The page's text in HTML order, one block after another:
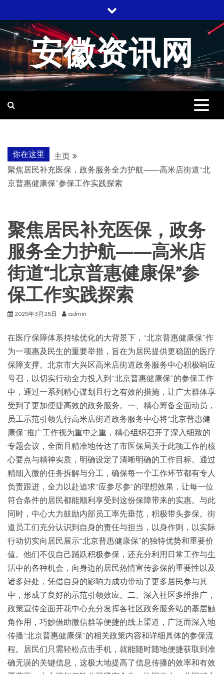
至
内
容
安徽资讯网
你在这里
主页
聚焦居民补充医保，政务服务全力护航——高米店街道“北
京普惠健康保”参保工作实践探索
聚焦居民补充医保，政务
服务全力护航——高米店
街道“北京普惠健康保”参
保工作实践探索
2025年3月25日 admin
在医疗保障体系持续优化的大背景下，“北京普惠健康保”作
为一项惠及民生的重要举措，旨在为居民提供更稳固的医疗
保障支撑。北京市大兴区高米店街道政务服务中心积极响应
号召，以切实行动全力投入到“北京普惠健康保”的参保工作
中，通过一系列精心谋划且行之有效的措施，让广大群体享
受到了更加便捷高效的政务服务。一、精心筹备全面动员，
员工示范引领先行高米店街道政务服务中心将“北京普惠健
康保”推广工作视为重中之重，精心组织召开了深入细致的
专题会议，全面且精准地传达了市医保局关于此项工作的核
心要点与精神实质，明确设定了清晰明确的工作目标。通过
精细入微的任务拆解与分工，确保每一个工作环节都有专人
负责跟进，全力以赴追求“应参尽参”的理想效果，让每一位
符合条件的居民都能顺利享受到这份保障带来的实惠。与此
同时，中心大力鼓励内部员工率先垂范，积极带头参保。街
道员工们充分认识到自身的责任与担当，以身作则，以实际
行动切实向居民展示“北京普惠健康保”的独特优势和重要价
值。他们不仅自己踊跃积极参保，还充分利用日常工作与生
活中的各种机会，向身边的居民热情宣传参保的重要性以及
诸多好处，凭借自身的影响力成功带动了更多居民参与其
中，形成了良好的示范引领效应。二、深入社区多维推广，
政策宣传全面开花中心充分发挥各社区政务服务站的基层触
角作用，巧妙借助微信群等便捷的线上渠道，广泛而深入地
传播“北京普惠健康保”的相关政策内容和详细具体的参保流
程。居民们只需轻松点击手机，就能随时随地便捷获取到准
确无误的关键信息，这极大地提高了信息传播的效率和有效